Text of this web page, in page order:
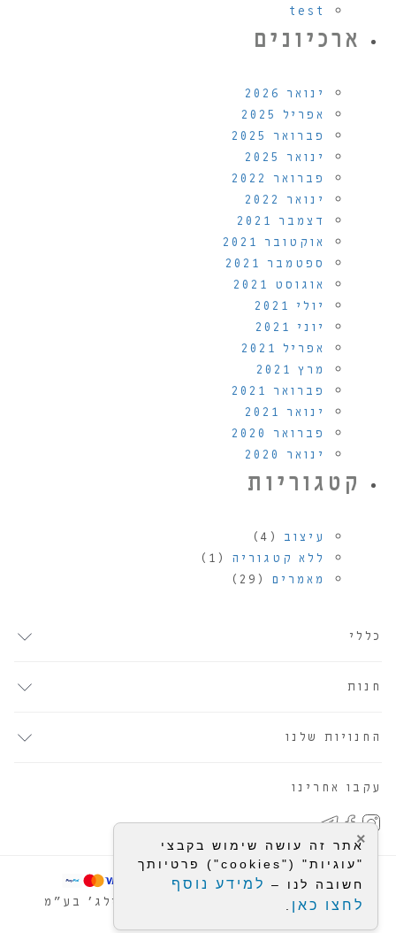
test
ארכיונים
ינואר 2026
אפריל 2025
פברואר 2025
ינואר 2025
פברואר 2022
ינואר 2022
דצמבר 2021
אוקטובר 2021
ספטמבר 2021
אוגוסט 2021
יולי 2021
יוני 2021
אפריל 2021
מרץ 2021
פברואר 2021
ינואר 2021
פברואר 2020
ינואר 2020
קטגוריות
עיצוב (4)
ללא קטגוריה (1)
מאמרים (29)
כללי
חנות
החנויות שלנו
עקבו אחרינו
© כל הזכויות שמורות לבייסיק וילג' בע"מ
הקנייה באתר מאובטחת על פי תקן
אתר זה עושה שימוש בקבצי
"עוגיות" ("cookies") פרטיותך
חשובה לנו –
למידע נוסף
לחצו כאן
×